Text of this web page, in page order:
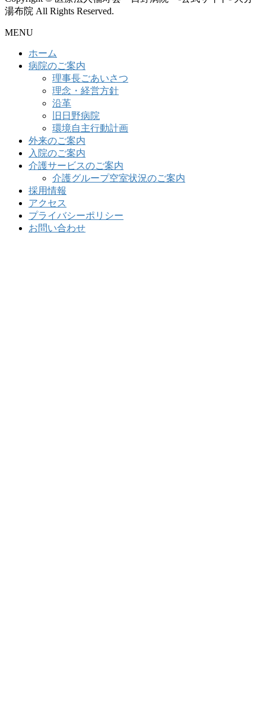
湯布院 All Rights Reserved.
MENU
ホーム
病院のご案内
理事長ごあいさつ
理念・経営方針
沿革
旧日野病院
環境自主行動計画
外来のご案内
入院のご案内
介護サービスのご案内
介護グループ空室状況のご案内
採用情報
アクセス
プライバシーポリシー
お問い合わせ